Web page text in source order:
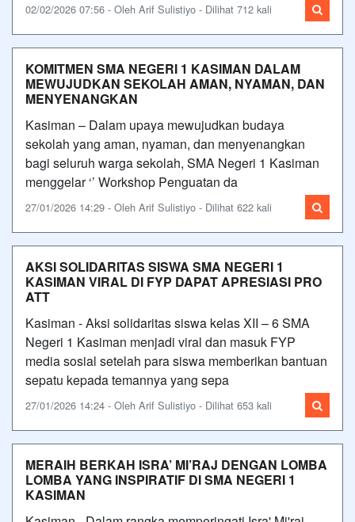
02/02/2026 07:56 - Oleh Arif Sulistiyo - Dilihat 712 kali
KOMITMEN SMA NEGERI 1 KASIMAN DALAM
MEWUJUDKAN SEKOLAH AMAN, NYAMAN, DAN
MENYENANGKAN
Kasiman – Dalam upaya mewujudkan budaya
sekolah yang aman, nyaman, dan menyenangkan
bagi seluruh warga sekolah, SMA Negeri 1 Kasiman
menggelar ‘’ Workshop Penguatan da
27/01/2026 14:29 - Oleh Arif Sulistiyo - Dilihat 622 kali
AKSI SOLIDARITAS SISWA SMA NEGERI 1
KASIMAN VIRAL DI FYP DAPAT APRESIASI PRO
ATT
Kasiman - Aksi solidaritas siswa kelas XII – 6 SMA
Negeri 1 Kasiman menjadi viral dan masuk FYP
media sosial setelah para siswa memberikan bantuan
sepatu kepada temannya yang sepa
27/01/2026 14:24 - Oleh Arif Sulistiyo - Dilihat 653 kali
MERAIH BERKAH ISRA’ MI’RAJ DENGAN LOMBA
LOMBA YANG INSPIRATIF DI SMA NEGERI 1
KASIMAN